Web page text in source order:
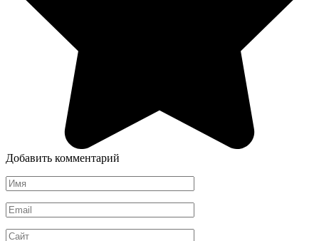
Добавить комментарий
Имя
*
Email
*
Сайт